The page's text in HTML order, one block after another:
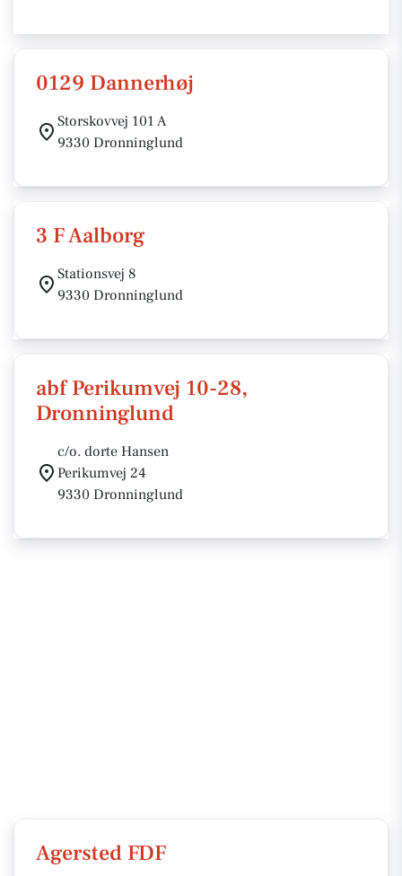
0129 Dannerhøj
Storskovvej 101 A
9330 Dronninglund
3 F Aalborg
Stationsvej 8
9330 Dronninglund
abf Perikumvej 10-28,
Dronninglund
c/o. dorte Hansen
Perikumvej 24
9330 Dronninglund
Agersted FDF